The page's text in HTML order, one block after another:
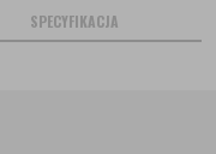
SPECYFIKACJA